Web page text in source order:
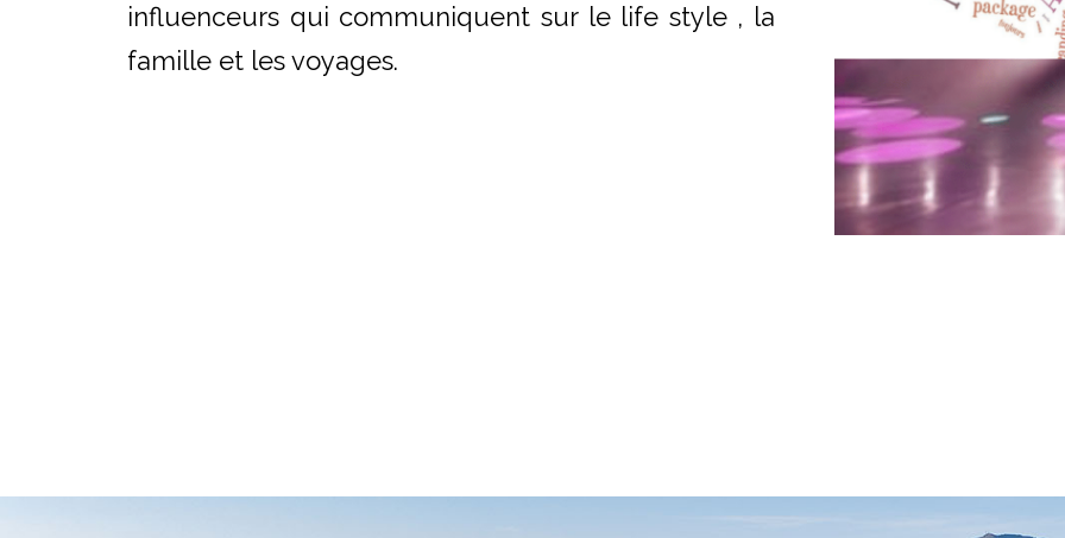
influenceurs qui communiquent sur le life style , la
famille et les voyages.